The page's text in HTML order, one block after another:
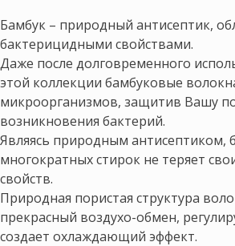
Бамбук – природный антисептик,
бактерицидными свойствами.
Даже после долговременного
этой коллекции бамбуковые
микроорганизмов, защитив Вашу
возникновения бактерий.
Являясь природным антисептиком,
многократных стирок не теряет
свойств.
Природная пористая структура
прекрасный воздухо-обмен,
создает охлаждающий эффект.